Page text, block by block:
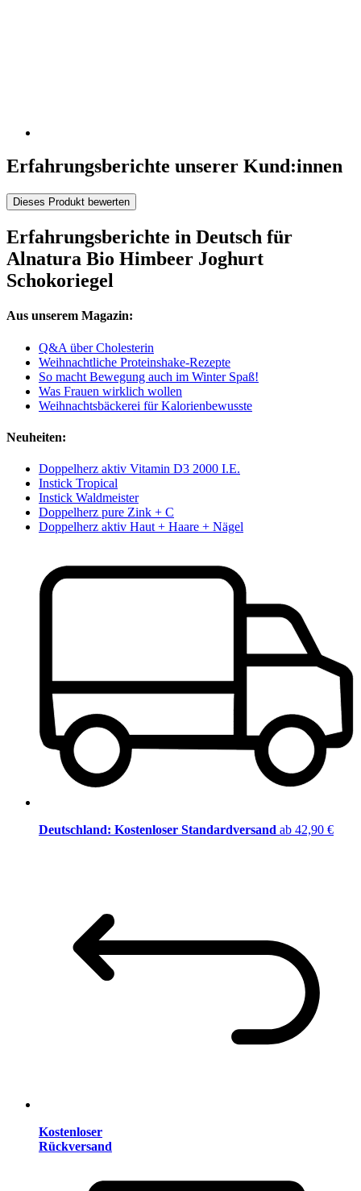
Erfahrungsberichte unserer Kund:innen
Dieses Produkt bewerten
Erfahrungsberichte in Deutsch für
Alnatura Bio Himbeer Joghurt
Schokoriegel
Aus unserem Magazin:
Q&A über Cholesterin
Weihnachtliche Proteinshake-Rezepte
So macht Bewegung auch im Winter Spaß!
Was Frauen wirklich wollen
Weihnachtsbäckerei für Kalorienbewusste
Neuheiten:
Doppelherz aktiv Vitamin D3 2000 I.E.
Instick Tropical
Instick Waldmeister
Doppelherz pure Zink + C
Doppelherz aktiv Haut + Haare + Nägel
Deutschland: Kostenloser Standardversand ab 42,90 €
Kostenloser
Rückversand